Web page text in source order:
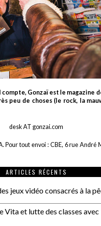
Gonzaï est le magazine
peu de choses (le rock, la
desk AT gonzai.com
Pour tout envoi : CBE, 6 rue André
ARTICLES RÉCENTS
jeux vidéo consacrés à la
Vita et lutte des classes